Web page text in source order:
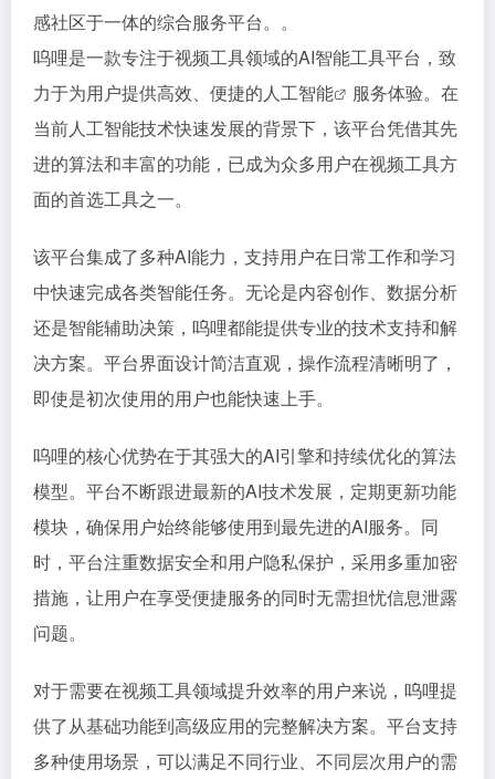
感社区于一体的综合服务平台。。
呜哩是一款专注于视频工具领域的AI智能工具平台，致
力于为用户提供高效、便捷的人工智能
服务体验。在
当前人工智能技术快速发展的背景下，该平台凭借其先
进的算法和丰富的功能，已成为众多用户在视频工具方
面的首选工具之一。
该平台集成了多种AI能力，支持用户在日常工作和学习
中快速完成各类智能任务。无论是内容创作、数据分析
还是智能辅助决策，呜哩都能提供专业的技术支持和解
决方案。平台界面设计简洁直观，操作流程清晰明了，
即使是初次使用的用户也能快速上手。
呜哩的核心优势在于其强大的AI引擎和持续优化的算法
模型。平台不断跟进最新的AI技术发展，定期更新功能
模块，确保用户始终能够使用到最先进的AI服务。同
时，平台注重数据安全和用户隐私保护，采用多重加密
措施，让用户在享受便捷服务的同时无需担忧信息泄露
问题。
对于需要在视频工具领域提升效率的用户来说，呜哩提
供了从基础功能到高级应用的完整解决方案。平台支持
多种使用场景，可以满足不同行业、不同层次用户的需